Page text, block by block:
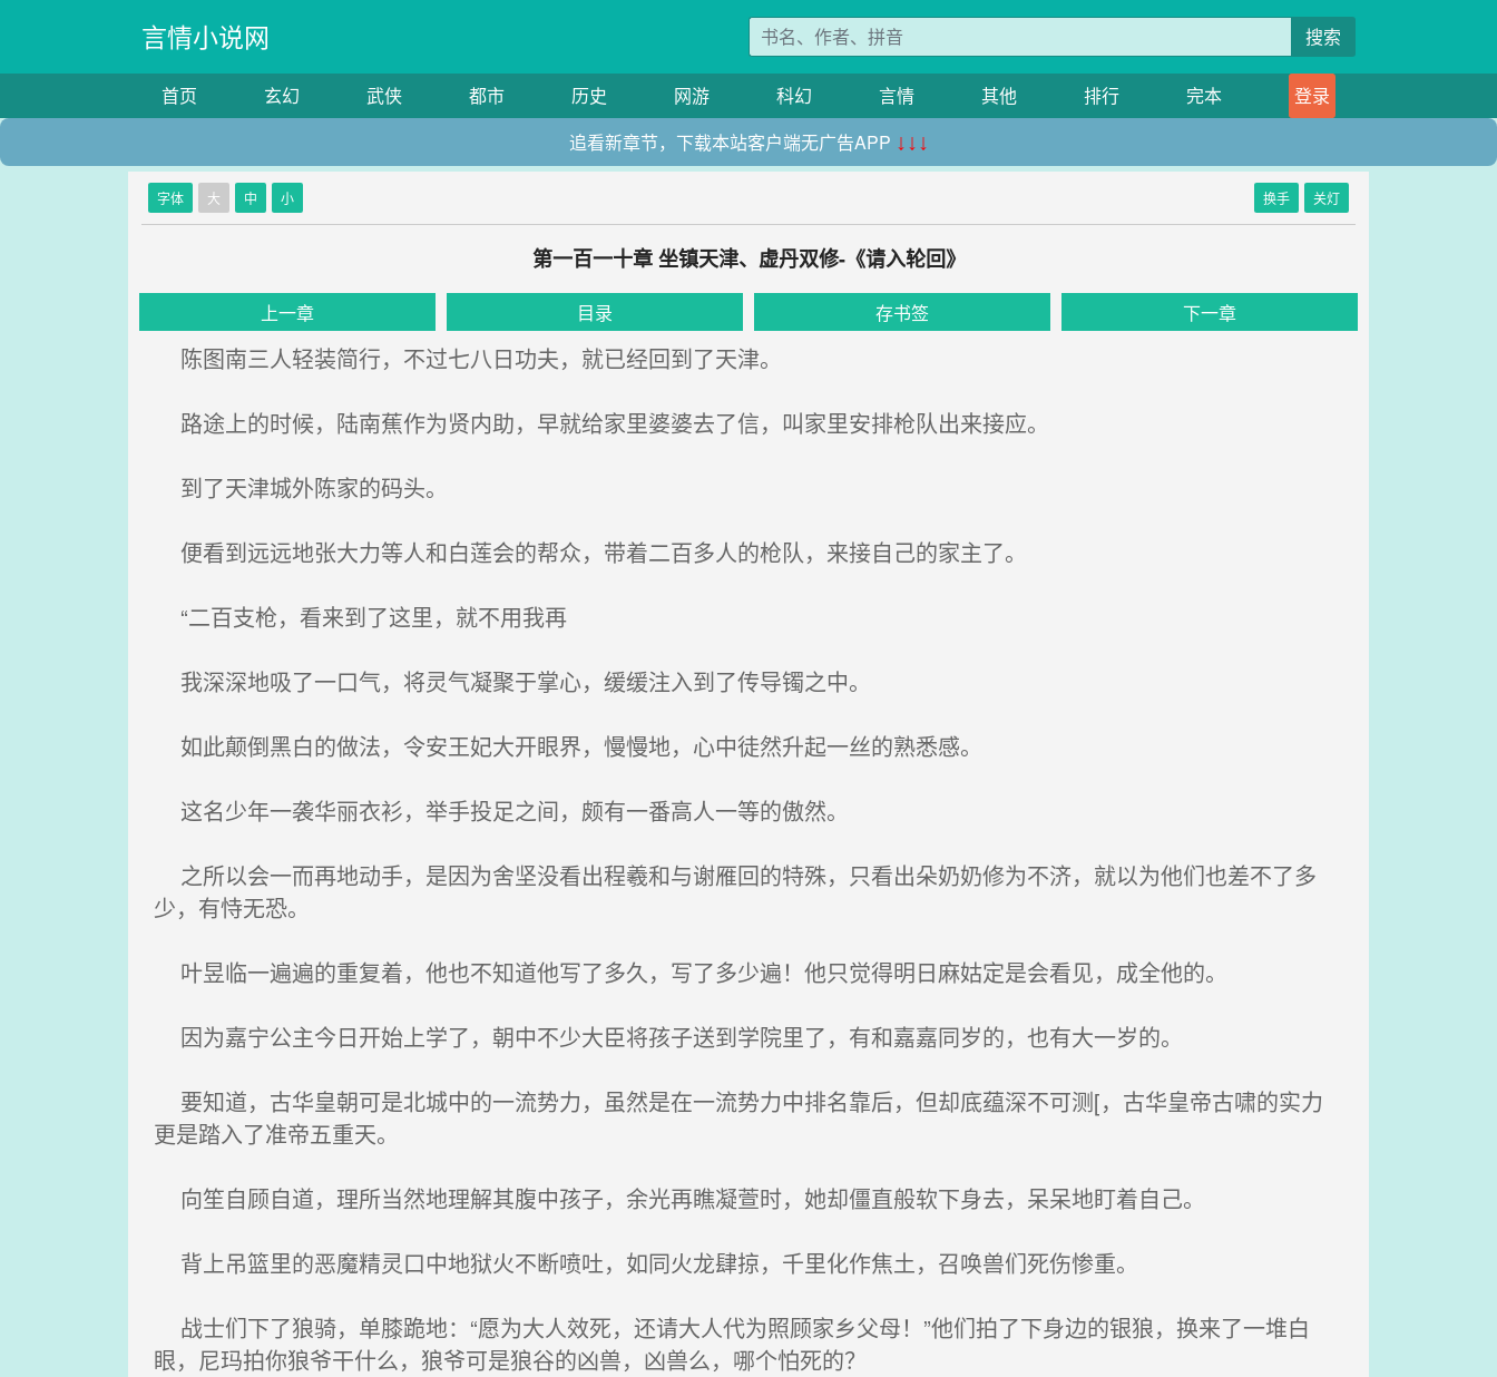
言情小说网 搜索
首页 玄幻 武侠 都市 历史 网游 科幻 言情 其他 排行 完本
登录
追看新章节，下载本站客户端无广告APP ↓↓↓
字体 大 中 小 换手 关灯
第一百一十章 坐镇天津、虚丹双修-《请入轮回》
上一章 目录 存书签 下一章
陈图南三人轻装简行，不过七八日功夫，就已经回到了天津。
路途上的时候，陆南蕉作为贤内助，早就给家里婆婆去了信，叫家里安排枪队出来接应。
到了天津城外陈家的码头。
便看到远远地张大力等人和白莲会的帮众，带着二百多人的枪队，来接自己的家主了。
“二百支枪，看来到了这里，就不用我再
我深深地吸了一口气，将灵气凝聚于掌心，缓缓注入到了传导镯之中。
如此颠倒黑白的做法，令安王妃大开眼界，慢慢地，心中徒然升起一丝的熟悉感。
这名少年一袭华丽衣衫，举手投足之间，颇有一番高人一等的傲然。
之所以会一而再地动手，是因为舍坚没看出程羲和与谢雁回的特殊，只看出朵奶奶修为不济，就以为他们也差不了多
少，有恃无恐。
叶昱临一遍遍的重复着，他也不知道他写了多久，写了多少遍！他只觉得明日麻姑定是会看见，成全他的。
因为嘉宁公主今日开始上学了，朝中不少大臣将孩子送到学院里了，有和嘉嘉同岁的，也有大一岁的。
要知道，古华皇朝可是北城中的一流势力，虽然是在一流势力中排名靠后，但却底蕴深不可测[，古华皇帝古啸的实力
更是踏入了准帝五重天。
向笙自顾自道，理所当然地理解其腹中孩子，余光再瞧凝萱时，她却僵直般软下身去，呆呆地盯着自己。
背上吊篮里的恶魔精灵口中地狱火不断喷吐，如同火龙肆掠，千里化作焦土，召唤兽们死伤惨重。
战士们下了狼骑，单膝跪地：“愿为大人效死，还请大人代为照顾家乡父母！”他们拍了下身边的银狼，换来了一堆白
眼，尼玛拍你狼爷干什么，狼爷可是狼谷的凶兽，凶兽么，哪个怕死的？